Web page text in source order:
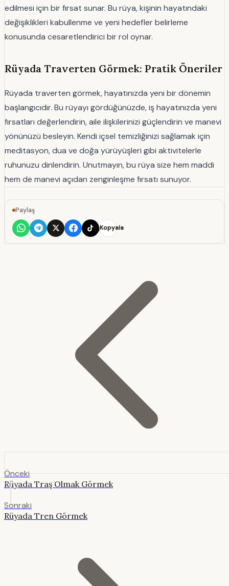
edilmesi için bir fırsat sunar. Bu rüya, kişinin hayatındaki
değişiklikleri kabullenme ve yeni hedefler belirleme
konusunda cesaretlendirici bir rol oynar.
Rüyada Traverten Görmek: Pratik Öneriler
Rüyada traverten görmek, hayatınızda yeni bir dönemin
başlangıcıdır. Bu rüyayı gördüğünüzde, iş hayatınızda yeni
fırsatları değerlendirin, aile ilişkilerinizi güçlendirin ve manevi
yönünüzü besleyin. Kendi içsel temizliğinizi sağlamak için
meditasyon, dua ve doğa yürüyüşleri gibi aktivitelerle
ruhunuzu dinlendirin. Unutmayın, bu rüya size hem maddi
hem de manevi açıdan zenginleşme fırsatı sunuyor.
Paylaş
Kopyala
Önceki
Rüyada Traş Olmak Görmek
Sonraki
Rüyada Tren Görmek